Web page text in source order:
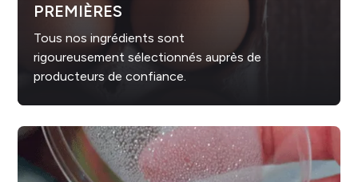
PREMIÈRES
Tous nos ingrédients sont
rigoureusement sélectionnés auprès de
producteurs de confiance.